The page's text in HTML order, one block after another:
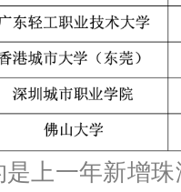
上一年新增